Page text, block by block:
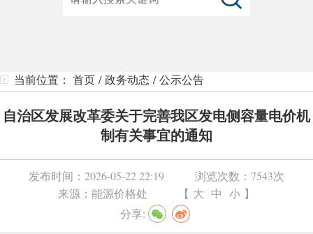
当前位置： 首页 /政务动态 /公示公告
自治区发展改革委关于完善我区发电侧容量电价机
制有关事宜的通知
发布时间： 2026-05-22 22:19 浏览次数： 7543次
来源： 能源价格处 【 大 中 小 】
分享: